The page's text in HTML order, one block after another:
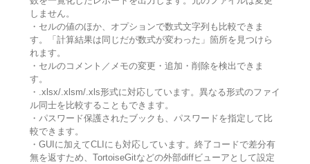
しません。
・セルの値のほか、オプションで数式文字列も比較できま
す。「計算結果は同じだが数式が変わった」箇所を見つけら
れます。
・セルのコメント／メモの変更・追加・削除を検出できま
す。
・.xlsx/.xlsm/.xls形式に対応しています。異なる形式のファイ
ル同士を比較することもできます。
・パスワード保護されたブックも、パスワードを指定して比
較できます。
・GUIに加えてCLIにも対応しています。終了コードで差分有
無を返すため、TortoiseGitなどの外部diffビューアとして設定